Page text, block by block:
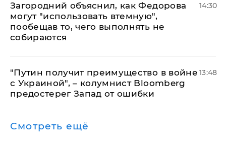
Загородний объяснил, как Федорова
могут "использовать втемную",
пообещав то, чего выполнять не
собираются
14:30
"Путин получит преимущество в войне
с Украиной", – колумнист Bloomberg
предостерег Запад от ошибки
13:48
Смотреть ещё